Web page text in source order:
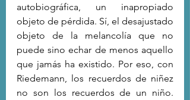
autobiográfica, un inapropiado
objeto de pérdida. Sí, el desajustado
objeto de la melancolía que no
puede sino echar de menos aquello
que jamás ha existido. Por eso, con
Riedemann, los recuerdos de niñez
no son los recuerdos de un niño.